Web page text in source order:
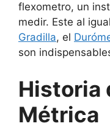
flexometro, un
medir. Este al
Gradilla, el
son
Historia
Métrica